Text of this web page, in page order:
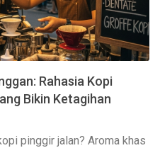
Rahasia Kopi
Bikin Ketagihan
pinggir jalan? Aroma khas